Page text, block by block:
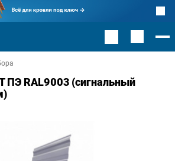
ПЭ RAL9003 (сигнальный